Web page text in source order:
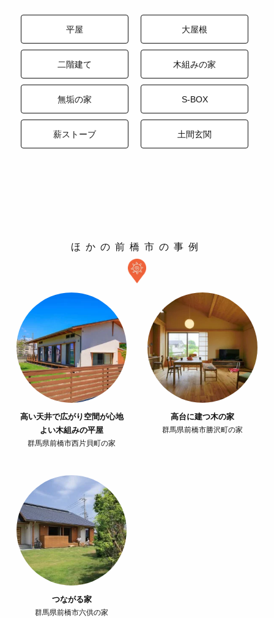
平屋 大屋根
二階建て 木組みの家
無垢の家 S-BOX
薪ストーブ 土間玄関
ほかの前橋市の事例
高い天井で広がり空間が心地
よい木組みの平屋
群馬県前橋市西片貝町の家
高台に建つ木の家
群馬県前橋市勝沢町の家
つながる家
群馬県前橋市六供の家